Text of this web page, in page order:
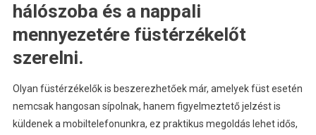
hálószoba és a nappali
mennyezetére füstérzékelőt
szerelni.
Olyan füstérzékelők is beszerezhetőek már, amelyek füst esetén
nemcsak hangosan sípolnak, hanem figyelmeztető jelzést is
küldenek a mobiltelefonunkra, ez praktikus megoldás lehet idős,